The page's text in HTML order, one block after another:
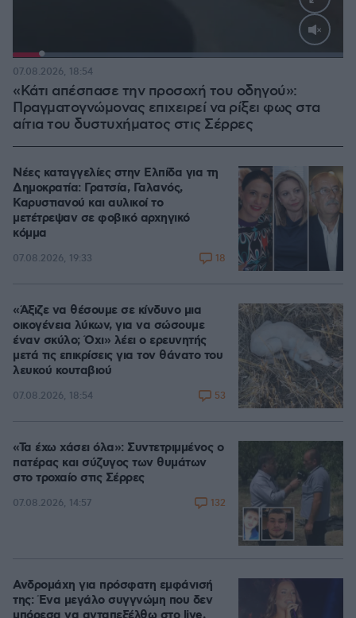
Loaded:
«Κάτι απέσπασε την προσοχή του οδηγού»:
Πραγματογνώμονας επιχειρεί να ρίξει φως στα
αίτια του δυστυχήματος στις Σέρρες
07.08.2026, 18:54
Νέες καταγγελίες στην Ελπίδα για τη
Δημοκρατία: Γρατσία, Γαλανός,
Καρυστιανού και αυλικοί το
μετέτρεψαν σε φοβικό αρχηγικό
κόμμα
07.08.2026, 19:33 18
«Άξιζε να θέσουμε σε κίνδυνο μια
οικογένεια λύκων, για να σώσουμε
έναν σκύλο; Όχι» λέει ο ερευνητής
μετά τις επικρίσεις για τον θάνατο του
λευκού κουταβιού
07.08.2026, 18:54 53
«Τα έχω χάσει όλα»: Συντετριμμένος ο
πατέρας και σύζυγος των θυμάτων
στο τροχαίο στις Σέρρες
07.08.2026, 14:57 132
Ανδρομάχη για πρόσφατη εμφάνισή
της: Ένα μεγάλο συγγνώμη που δεν